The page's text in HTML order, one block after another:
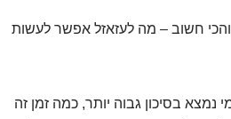
חשוב – מה לעזאזל אפשר לעשות
נמצא בסיכון גבוה יותר, כמה זמן זה